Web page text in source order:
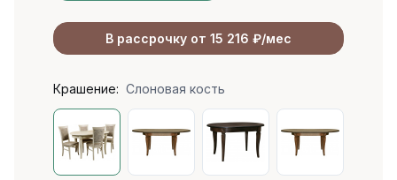
В рассрочку от 15 216 ₽/мес
Крашение: Слоновая кость